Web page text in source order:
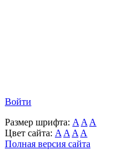
Войти
Размер шрифта: A A A
Цвет сайта: A A A A
Полная версия сайта